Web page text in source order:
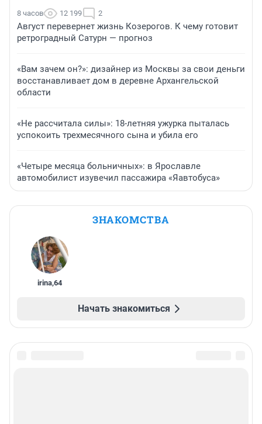
8 часов 12 199 2
Август перевернет жизнь Козерогов. К чему готовит
ретроградный Сатурн — прогноз
«Вам зачем он?»: дизайнер из Москвы за свои деньги
восстанавливает дом в деревне Архангельской
области
«Не рассчитала силы»: 18-летняя ужурка пыталась
успокоить трехмесячного сына и убила его
«Четыре месяца больничных»: в Ярославле
автомобилист изувечил пассажира «Яавтобуса»
ЗНАКОМСТВА
irina,64
Начать знакомиться